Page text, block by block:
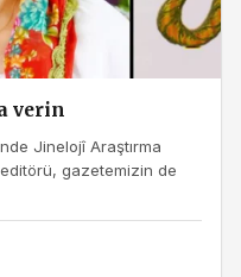
verin
Jinelojî Araştırma
gazetemizin de